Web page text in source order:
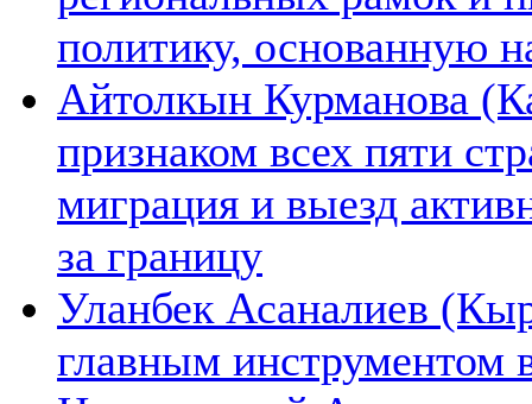
политику, основанную
Айтолкын Курманова
признаком всех пяти
миграция и выезд
за границу
Уланбек Асаналиев
главным инструментом